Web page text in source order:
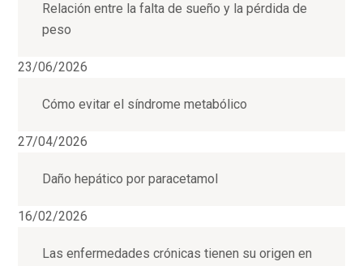
Relación entre la falta de sueño y la pérdida de
peso
23/06/2026
Cómo evitar el síndrome metabólico
27/04/2026
Daño hepático por paracetamol
16/02/2026
Las enfermedades crónicas tienen su origen en